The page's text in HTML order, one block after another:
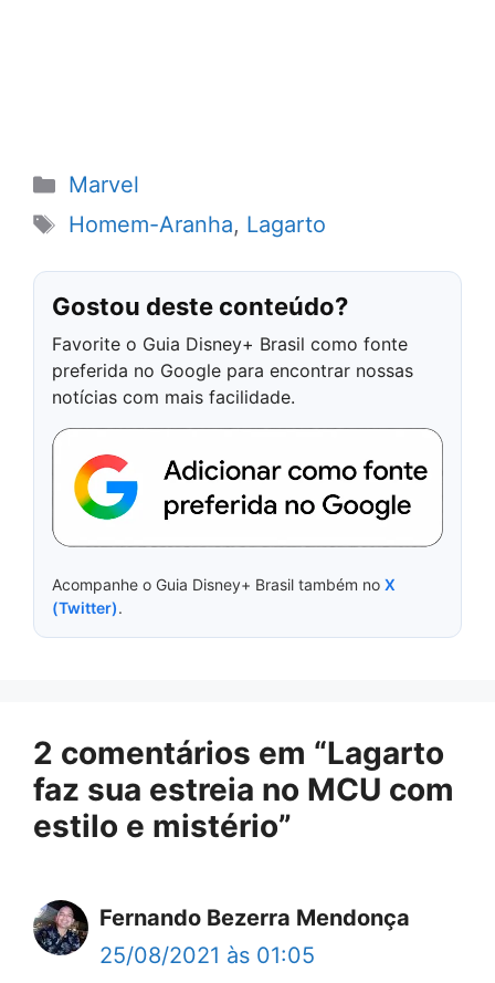
Categorias
Marvel
Tags
Homem-Aranha, Lagarto
Gostou deste conteúdo?
Favorite o Guia Disney+ Brasil como fonte
preferida no Google para encontrar nossas
notícias com mais facilidade.
Acompanhe o Guia Disney+ Brasil também no X
(Twitter).
2 comentários em “Lagarto
faz sua estreia no MCU com
estilo e mistério”
Fernando Bezerra Mendonça
25/08/2021 às 01:05